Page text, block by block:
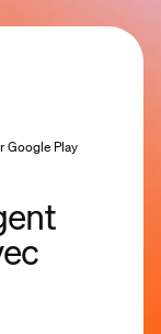
Play